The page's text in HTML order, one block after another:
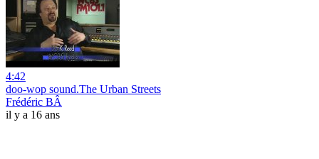
4:42
doo-wop sound.The Urban Streets
Frédéric BÂ
il y a 16 ans